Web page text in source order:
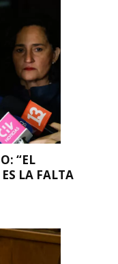
“EL
LA FALTA